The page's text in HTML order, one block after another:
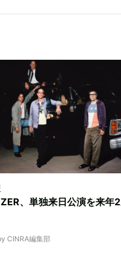
、単独来日公演を来年
CINRA編集部